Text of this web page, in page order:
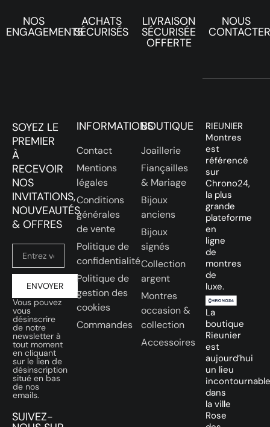
NOS
ENGAGEMENTS
ACHATS
SÉCURISÉS
LIVRAISON
SÉCURISÉE
OFFERTE
NOUS
CONTACTER
SOYEZ LE
PREMIER
À
RECEVOIR
NOS
INVITATIONS,
NOUVEAUTÉS
& OFFRES
ENVOYER
Vous pouvez
vous
désinscrire
de notre
newsletter à
tout moment
en cliquant
sur le lien de
désinscription
situé en bas
de nos
emails.
SUIVEZ-
INFORMATIONS
Contact
Mentions
légales
Conditions
générales
de vente
Politique de
confidentialité
Politique de
gestion des
cookies
Commandes
BOUTIQUE
Joaillerie
Fiançailles
& Mariage
Bijoux
anciens
Bijoux
signés
Collection
argent
Montres
occasion &
collection
Accessoires
RIEUNIER
Montres
est
référencé
sur
Chrono24,
la plus
grande
plateforme
en
ligne
de
montres
de
luxe.
La
boutique
Rieunier
est
aujourd’hui
un lieu
incontournable
dans
la ville
Rose